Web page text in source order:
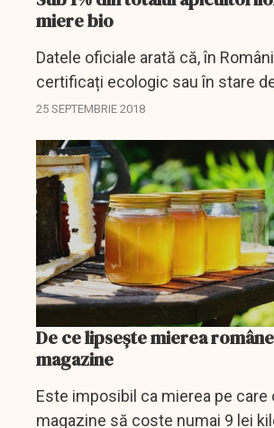
miere bio
Datele oficiale arată că, în
certificați ecologic sau în stare
371 de apicultori l, care dețin
federația...
25 SEPTEMBRIE 2018
De ce lipsește mierea
magazine
Este imposibil ca mierea pe care
magazine să coste numai 9 lei